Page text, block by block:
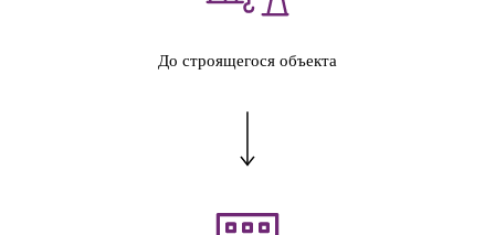
До строящегося объекта